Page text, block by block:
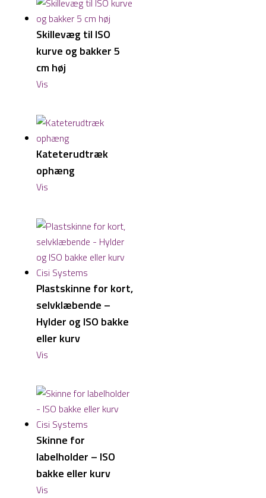
Skillevæg til ISO
kurve og bakker 5
cm høj
Vis
Kateterudtræk
ophæng
Vis
Plastskinne for kort,
selvklæbende –
Hylder og ISO bakke
eller kurv
Vis
Skinne for
labelholder – ISO
bakke eller kurv
Vis